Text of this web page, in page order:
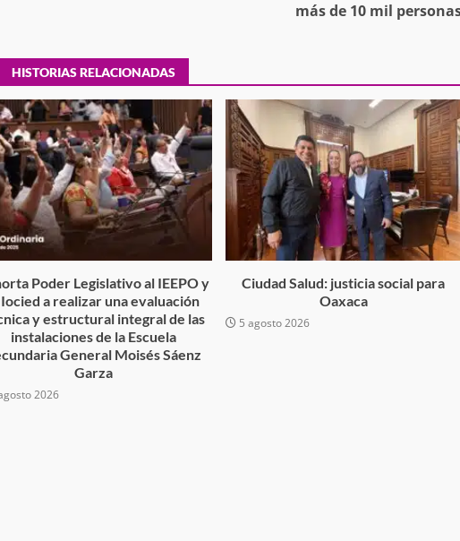
más de 10 mil
HISTORIAS RELACIONADAS
Poder Legislativo al IEEPO y
a realizar una evaluación
y estructural integral de las
instalaciones de la Escuela
General Moisés Sáenz
Garza
2026
Ciudad Salud: justicia social para
Oaxaca
5 agosto 2026
NACIDA.
Ejecuta orden de aprehensión por
delito de pederastia cometido en
región del Istmo de Tehuantepec
admin 22 junio 2026
frustra robo con
a empleada en la
del Mercado de